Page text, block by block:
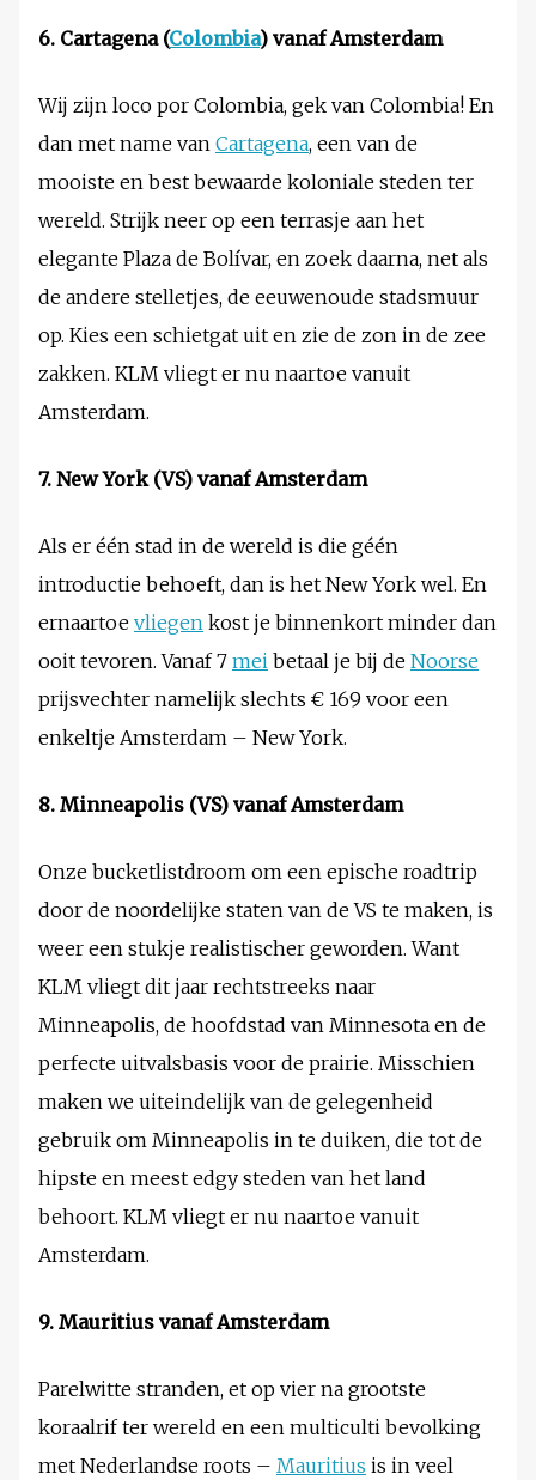
6. Cartagena (Colombia) vanaf Amsterdam
Wij zijn loco por Colombia, gek van Colombia! En
dan met name van Cartagena, een van de
mooiste en best bewaarde koloniale steden ter
wereld. Strijk neer op een terrasje aan het
elegante Plaza de Bolívar, en zoek daarna, net als
de andere stelletjes, de eeuwenoude stadsmuur
op. Kies een schietgat uit en zie de zon in de zee
zakken. KLM vliegt er nu naartoe vanuit
Amsterdam.
7. New York (VS) vanaf Amsterdam
Als er één stad in de wereld is die géén
introductie behoeft, dan is het New York wel. En
ernaartoe vliegen kost je binnenkort minder dan
ooit tevoren. Vanaf 7 mei betaal je bij de Noorse
prijsvechter namelijk slechts € 169 voor een
enkeltje Amsterdam – New York.
8. Minneapolis (VS) vanaf Amsterdam
Onze bucketlistdroom om een epische roadtrip
door de noordelijke staten van de VS te maken, is
weer een stukje realistischer geworden. Want
KLM vliegt dit jaar rechtstreeks naar
Minneapolis, de hoofdstad van Minnesota en de
perfecte uitvalsbasis voor de prairie. Misschien
maken we uiteindelijk van de gelegenheid
gebruik om Minneapolis in te duiken, die tot de
hipste en meest edgy steden van het land
behoort. KLM vliegt er nu naartoe vanuit
Amsterdam.
9. Mauritius vanaf Amsterdam
Parelwitte stranden, et op vier na grootste
koraalrif ter wereld en een multiculti bevolking
met Nederlandse roots – Mauritius is in veel